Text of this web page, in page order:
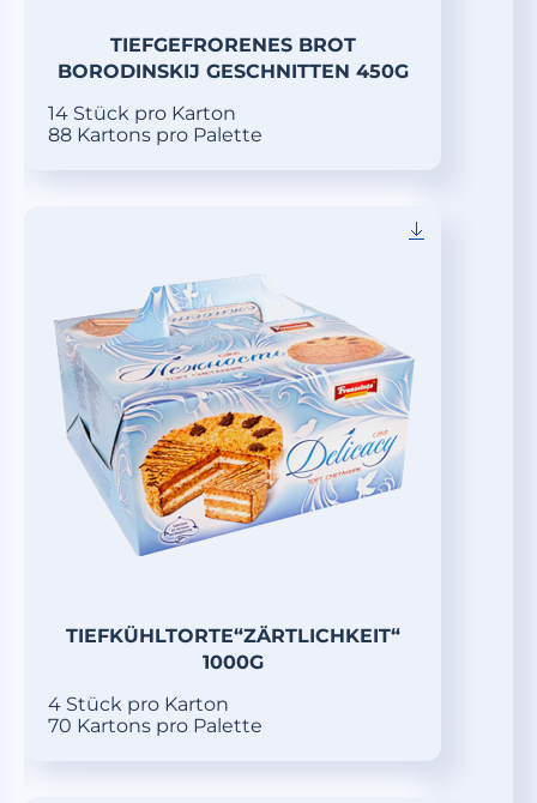
TIEFGEFRORENES BROT
BORODINSKIJ GESCHNITTEN 450G
14 Stück pro Karton
88 Kartons pro Palette
TIEFKÜHLTORTE“ZÄRTLICHKEIT“
1000G
4 Stück pro Karton
70 Kartons pro Palette